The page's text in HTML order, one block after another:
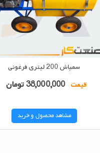
سمپاش 200 لیتری فرغونی
قیمت 38,000,000 تومان
مشاهد محصول و خرید